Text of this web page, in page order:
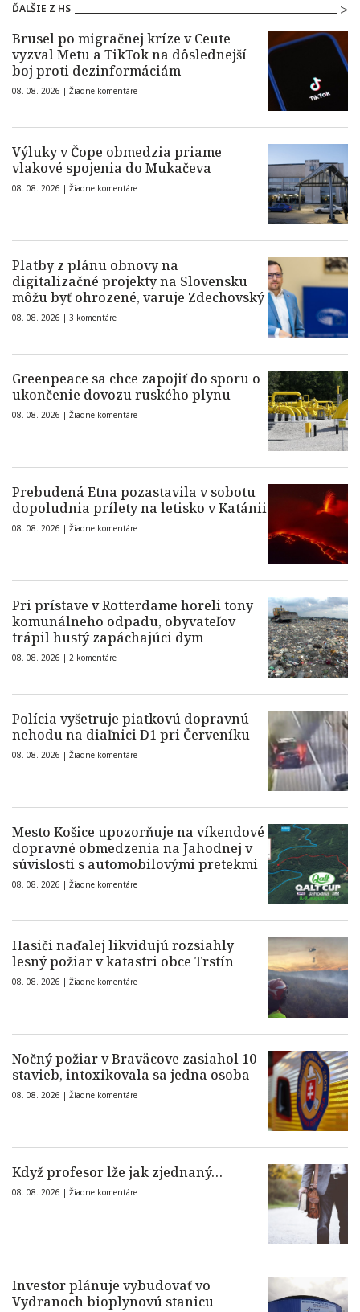
ĎALŠIE Z HS
Brusel po migračnej kríze v Ceute
vyzval Metu a TikTok na dôslednejší
boj proti dezinformáciám
08. 08. 2026 | Žiadne komentáre
Výluky v Čope obmedzia priame
vlakové spojenia do Mukačeva
08. 08. 2026 | Žiadne komentáre
Platby z plánu obnovy na
digitalizačné projekty na Slovensku
môžu byť ohrozené, varuje Zdechovský
08. 08. 2026 | 3 komentáre
Greenpeace sa chce zapojiť do sporu o
ukončenie dovozu ruského plynu
08. 08. 2026 | Žiadne komentáre
Prebudená Etna pozastavila v sobotu
dopoludnia prílety na letisko v Katánii
08. 08. 2026 | Žiadne komentáre
Pri prístave v Rotterdame horeli tony
komunálneho odpadu, obyvateľov
trápil hustý zapáchajúci dym
08. 08. 2026 | 2 komentáre
Polícia vyšetruje piatkovú dopravnú
nehodu na diaľnici D1 pri Červeníku
08. 08. 2026 | Žiadne komentáre
Mesto Košice upozorňuje na víkendové
dopravné obmedzenia na Jahodnej v
súvislosti s automobilovými pretekmi
08. 08. 2026 | Žiadne komentáre
Hasiči naďalej likvidujú rozsiahly
lesný požiar v katastri obce Trstín
08. 08. 2026 | Žiadne komentáre
Nočný požiar v Braväcove zasiahol 10
stavieb, intoxikovala sa jedna osoba
08. 08. 2026 | Žiadne komentáre
Když profesor lže jak zjednaný…
08. 08. 2026 | Žiadne komentáre
Investor plánuje vybudovať vo
Vydranoch bioplynovú stanicu